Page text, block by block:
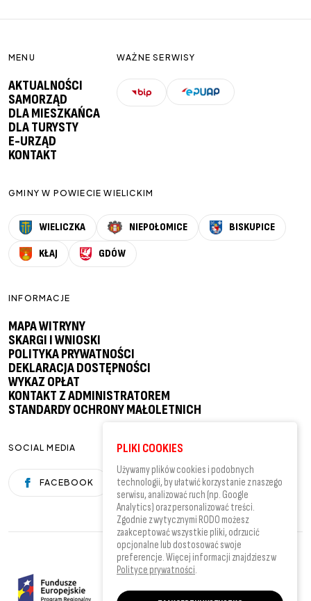
MENU
AKTUALNOŚCI
SAMORZĄD
DLA MIESZKAŃCA
DLA TURYSTY
E-URZĄD
KONTAKT
WAŻNE SERWISY
GMINY W POWIECIE WIELICKIM
WIELICZKA NIEPOŁOMICE
BISKUPICE
KŁAJ
GDÓW
INFORMACJE
MAPA WITRYNY
SKARGI I WNIOSKI
POLITYKA PRYWATNOŚCI
DEKLARACJA DOSTĘPNOŚCI
WYKAZ OPŁAT
KONTAKT Z ADMINISTRATOREM
STANDARDY OCHRONY MAŁOLETNICH
SOCIAL MEDIA
FACEBOOK YOUTUBE
PLIKI COOKIES
Używamy plików cookies i podobnych
technologii, by ułatwić korzystanie z naszego
serwisu, analizować ruch (np. Google
Analytics) oraz personalizować treści.
Zgodnie z wytycznymi RODO możesz
zaakceptować wszystkie pliki, odrzucić
opcjonalne lub dostosować swoje
preferencje. Więcej informacji znajdziesz w
Polityce prywatności.